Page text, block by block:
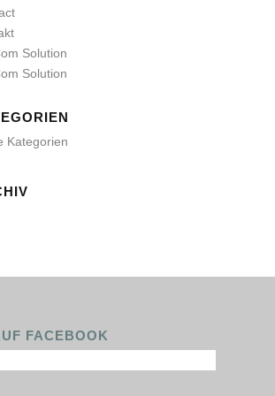
Solution
Solution
Kategorien
FACEBOOK